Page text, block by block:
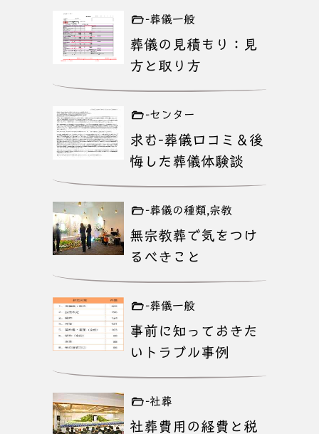
-葬儀一般
葬儀の見積もり：見
方と取り方
-センター
求む-葬儀口コミ＆後
悔した葬儀体験談
-葬儀の種類,宗教
無宗教葬で気をつけ
るべきこと
-葬儀一般
事前に知っておきた
いトラブル事例
-社葬
社葬費用の経費と税